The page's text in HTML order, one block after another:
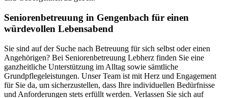
Senioren­betreuung in Gengenbach für einen
würdevollen Lebensabend
Sie sind auf der Suche nach Betreuung für sich selbst oder einen
Angehörigen? Bei Seniorenbetreuung Lebherz finden Sie eine
ganzheitliche Unterstützung im Alltag sowie sämtliche
Grundpflegeleistungen. Unser Team ist mit Herz und Engagement
für Sie da, um sicherzustellen, dass Ihre individuellen Bedürfnisse
und Anforderungen stets erfüllt werden. Verlassen Sie sich auf